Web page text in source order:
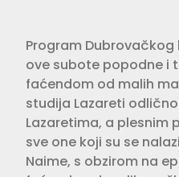
Program
ove subote popodne i
faćendom od malih
studija Lazareti
Lazaretima, a plesnim
sve one koji su se
Naime, s obzirom na